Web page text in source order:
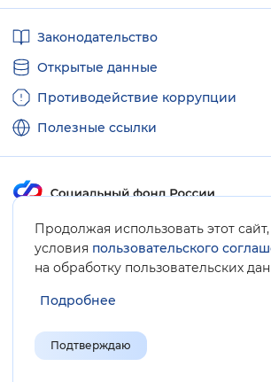
Продолжая использовать этот
условия пользовательского
на обработку пользовательских
Подробнее
Подтверждаю
ссылкиЗаконодательство
Открытые данные
Противодействие коррупции
Полезные ссылки
Карта сайта
© Социальный фонд